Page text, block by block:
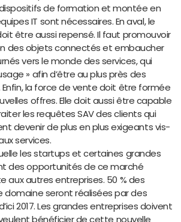
de formation et montée en
IT sont nécessaires. En aval, le
être aussi repensé. Il faut promouvoir
des objets connectés et embaucher
vers le monde des services, qui
» afin d’être au plus près des
Enfin, la force de vente doit être formée
offres. Elle doit aussi être capable
les requêtes SAV des clients qui
devenir de plus en plus exigeants vis-
services.
les startups et certaines grandes
des opportunités de ce marché
aux autres entreprises. 50 % des
domaine seront réalisées par des
2017. Les grandes entreprises doivent
veulent bénéficier de cette nouvelle